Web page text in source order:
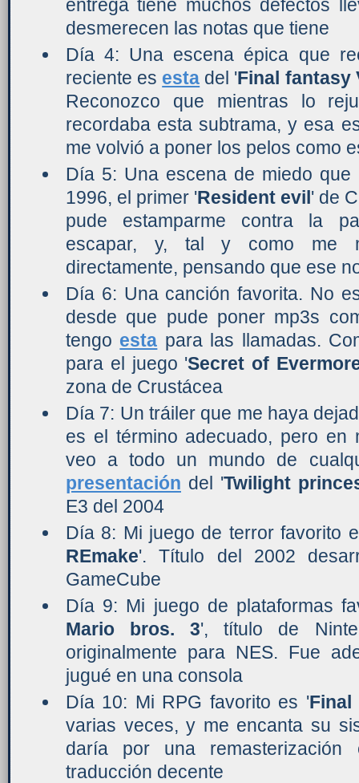
entrega tiene muchos defectos
desmerecen las notas que tiene
Día 4: Una escena épica que
reciente es esta del 'Final fantasy
Reconozco que mientras lo
recordaba esta subtrama, y esa
me volvió a poner los pelos como
Día 5: Una escena de miedo
1996, el primer 'Resident evil' de
pude estamparme contra la
escapar, y, tal y como me
directamente, pensando que ese
Día 6: Una canción favorita. No
desde que pude poner mp3s
tengo esta para las llamadas.
para el juego 'Secret of
zona de Crustácea
Día 7: Un tráiler que me haya
es el término adecuado, pero
veo a todo un mundo de
presentación del 'Twilight
E3 del 2004
Día 8: Mi juego de terror favorito
REmake'. Título del 2002
GameCube
Día 9: Mi juego de plataformas
Mario bros. 3', título de
originalmente para NES. Fue
jugué en una consola
Día 10: Mi RPG favorito es 'Final
varias veces, y me encanta su
daría por una
traducción decente